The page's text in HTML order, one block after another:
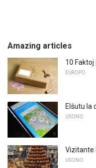
Amazing articles
10
EŬROPO
Elŝutu la
USONO
Vizitante
USONO